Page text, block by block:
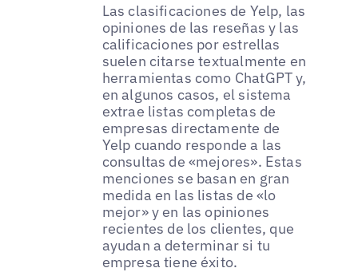
Las clasificaciones de Yelp, las
opiniones de las reseñas y las
calificaciones por estrellas
suelen citarse textualmente en
herramientas como ChatGPT y,
en algunos casos, el sistema
extrae listas completas de
empresas directamente de
Yelp cuando responde a las
consultas de «mejores». Estas
menciones se basan en gran
medida en las listas de «lo
mejor» y en las opiniones
recientes de los clientes, que
ayudan a determinar si tu
empresa tiene éxito.